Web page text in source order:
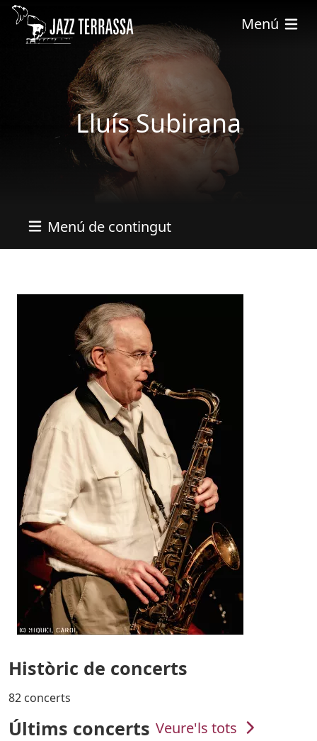
Pasar al contenido principal
Menú
Lluís Subirana
Menú de contingut
Històric de concerts
82 concerts
Últims concerts Veure'ls tots